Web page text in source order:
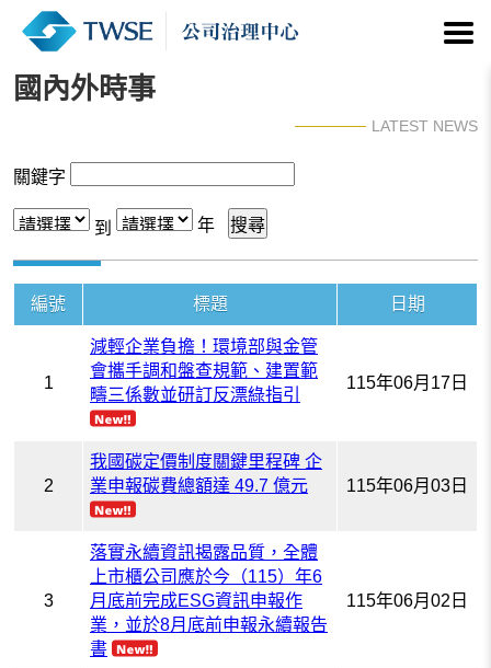
國內外時事
LATEST NEWS
關鍵字
到 年
編號 標題 日期
1
減輕企業負擔！環境部與金管
會攜手調和盤查規範、建置範
疇三係數並研訂反漂綠指引
115年06月17日
2
我國碳定價制度關鍵里程碑 企
業申報碳費總額達 49.7 億元
115年06月03日
3
落實永續資訊揭露品質，全體
上市櫃公司應於今（115）年6
月底前完成ESG資訊申報作
業，並於8月底前申報永續報告
書
115年06月02日